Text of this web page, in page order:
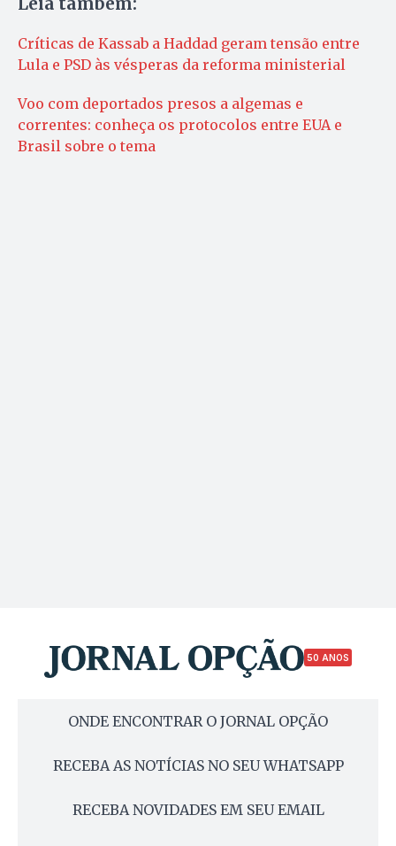
Críticas de Kassab a Haddad geram tensão entre
Lula e PSD às vésperas da reforma ministerial
Voo com deportados presos a algemas e
correntes: conheça os protocolos entre EUA e
Brasil sobre o tema
50 ANOS
ONDE ENCONTRAR O JORNAL OPÇÃO
RECEBA AS NOTÍCIAS NO SEU WHATSAPP
RECEBA NOVIDADES EM SEU EMAIL